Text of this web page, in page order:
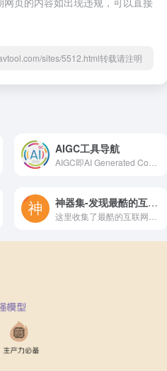
sites/5512.html转载请注明
AIGC工具导航
神器集-发现最酷的互联网工具